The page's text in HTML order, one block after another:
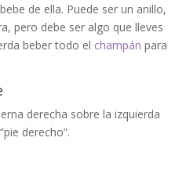
de ella. Puede ser un anillo,
pero debe ser algo que lleves
beber todo el champán para
derecha sobre la izquierda
derecho”.